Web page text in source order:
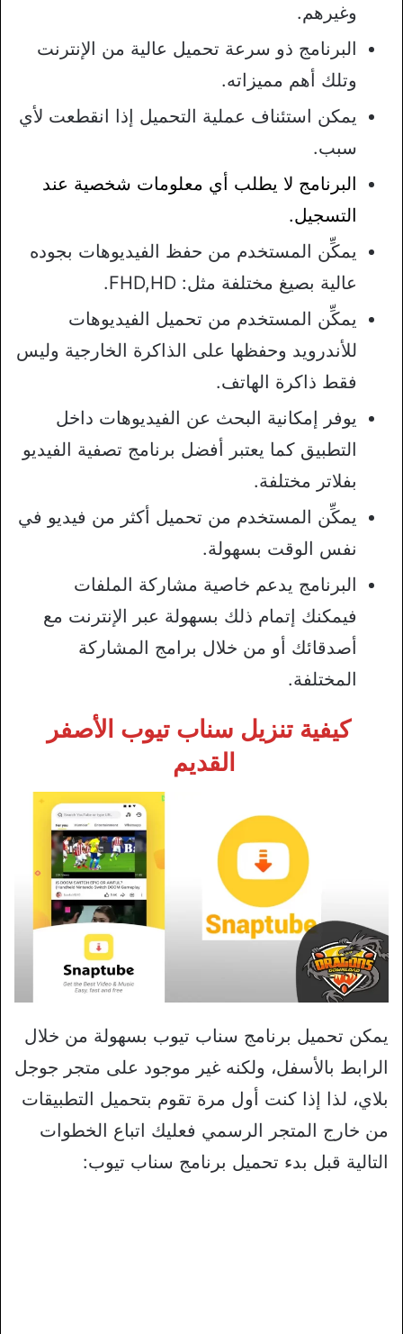
وغيرهم.
البرنامج ذو سرعة تحميل عالية من الإنترنت
وتلك أهم مميزاته.
يمكن استئناف عملية التحميل إذا انقطعت لأي
سبب.
البرنامج لا يطلب أي معلومات شخصية عند
التسجيل.
يمكِّن المستخدم من حفظ الفيديوهات بجوده
عالية بصيغ مختلفة مثل: FHD,HD.
يمكِّن المستخدم من تحميل الفيديوهات
للأندرويد وحفظها على الذاكرة الخارجية وليس
فقط ذاكرة الهاتف.
يوفر إمكانية البحث عن الفيديوهات داخل
التطبيق كما يعتبر أفضل برنامج تصفية الفيديو
بفلاتر مختلفة.
يمكِّن المستخدم من تحميل أكثر من فيديو في
نفس الوقت بسهولة.
البرنامج يدعم خاصية مشاركة الملفات
فيمكنك إتمام ذلك بسهولة عبر الإنترنت مع
أصدقائك أو من خلال برامج المشاركة
المختلفة.
كيفية تنزيل سناب تيوب الأصفر
القديم
يمكن تحميل برنامج سناب تيوب بسهولة من خلال
الرابط بالأسفل، ولكنه غير موجود على متجر جوجل
بلاي، لذا إذا كنت أول مرة تقوم بتحميل التطبيقات
من خارج المتجر الرسمي فعليك اتباع الخطوات
التالية قبل بدء تحميل برنامج سناب تيوب: